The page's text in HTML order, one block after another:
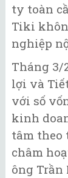
ty toàn
Tiki
nghiệp
Tháng 3/
lợi và
với số
kinh
tâm theo
châm
ông Trần